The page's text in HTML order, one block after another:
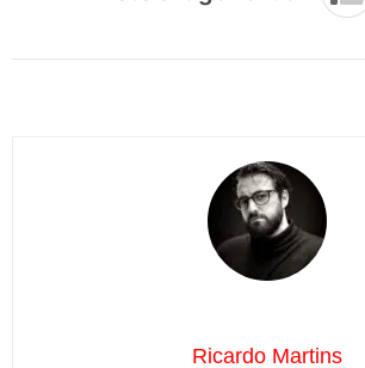
Ricardo Martins